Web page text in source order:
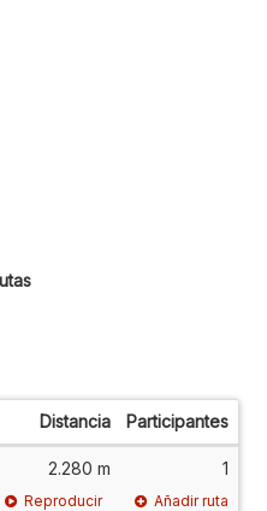
Distancia Participantes
2.280 m 1
Reproducir Añadir ruta